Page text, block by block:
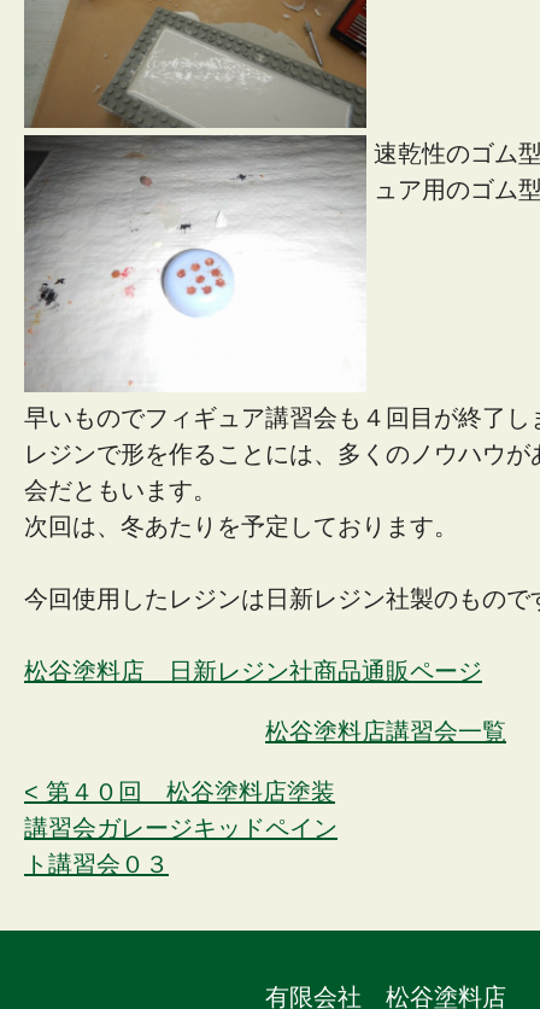
速乾性のゴム
ュア用のゴム
早いものでフィギュア講習会も４回目が終了し
レジンで形を作ることには、多くのノウハウ
会だともいます。
次回は、冬あたりを予定しております。
今回使用したレジンは日新レジン社製のもので
松谷塗料店 日新レジン社商品通販ページ
松谷塗料店講習会一覧
< 第４０回 松谷塗料店塗装
講習会ガレージキッドペイン
ト講習会０３
有限会社 松谷塗料店